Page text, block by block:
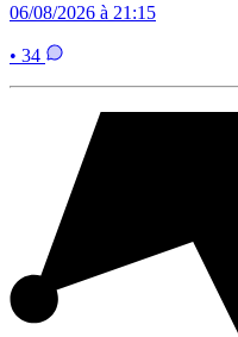
06/08/2026 à 21:15
• 34